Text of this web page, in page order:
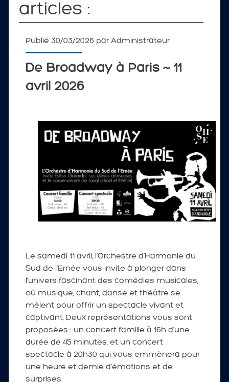
articles :
Publié 30/03/2026 par Administrateur
De Broadway à Paris ~ 11
avril 2026
Le samedi 11 avril, l’Orchestre d’Harmonie du
Sud de l’Ernée vous invite à plonger dans
l’univers fascinant des comédies musicales,
où musique, chant, danse et théâtre se
mêlent pour offrir un spectacle vivant et
captivant. Deux représentations vous sont
proposées : un concert famille à 16h d’une
durée de 45 minutes, et un concert
spectacle à 20h30 qui vous emmènera pour
une heure et demie d’émotions et de
surprises.